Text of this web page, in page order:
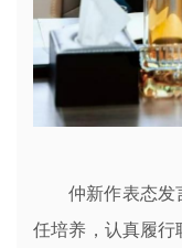
仲新作表态发
任培养，认真履行